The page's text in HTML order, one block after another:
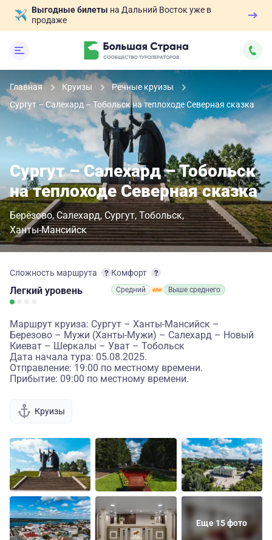
Выгодные билеты на Дальний Восток уже в
продаже
Главная Круизы
Речные круизы
Сургут – Салехард – Тобольск на теплоходе Северная сказка
Сургут – Салехард – Тобольск
на теплоходе Северная сказка
Берёзово Салехард Сургут Тобольск
Ханты-Мансийск
Сложность маршрута
Легкий уровень
Комфорт
Средний Выше среднего
Маршрут круиза: Сургут – Ханты-Мансийск –
Березово – Мужи (Ханты-Мужи) – Салехард – Новый
Киеват – Шеркалы – Уват – Тобольск
Дата начала тура: 05.08.2025.
Отправление: 19:00 по местному времени.
Прибытие: 09:00 по местному времени.
Круизы
Еще 15 фото